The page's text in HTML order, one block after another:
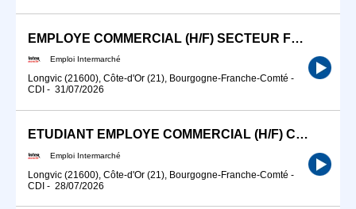
EMPLOYE COMMERCIAL (H/F) SECTEUR FRAIS 36H45 CDI
Emploi Intermarché
Longvic (21600), Côte-d'Or (21), Bourgogne-Franche-Comté -
CDI - 31/07/2026
ETUDIANT EMPLOYE COMMERCIAL (H/F) CDI 20H
Emploi Intermarché
Longvic (21600), Côte-d'Or (21), Bourgogne-Franche-Comté -
CDI - 28/07/2026